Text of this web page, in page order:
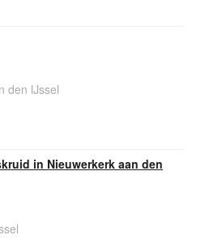
den IJssel
in Nieuwerkerk aan den